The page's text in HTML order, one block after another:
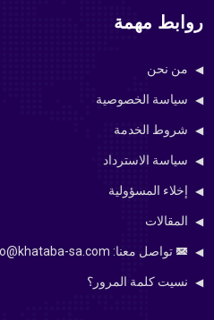
روابط مهمة
من نحن
سياسة الخصوصية
شروط الخدمة
سياسة الاسترداد
إخلاء المسؤولية
المقالات
تواصل معنا: info@khataba-sa.com
نسيت كلمة المرور؟